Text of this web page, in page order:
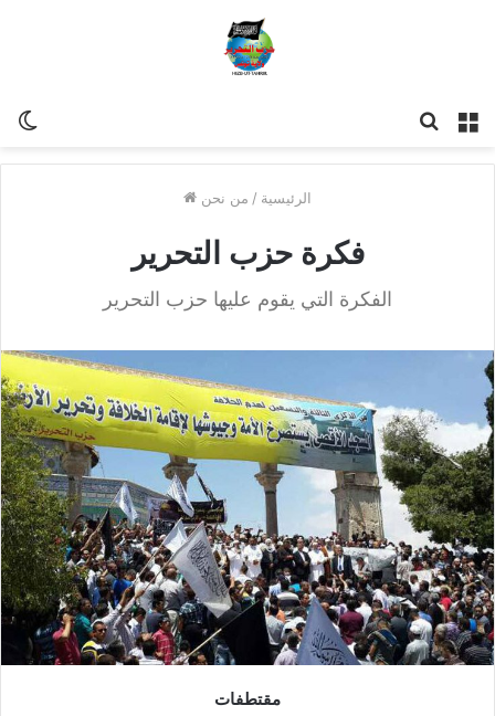
للبحث
الرئيسية / من نحن
فكرة حزب التحرير
الفكرة التي يقوم عليها حزب التحرير
مقتطفات